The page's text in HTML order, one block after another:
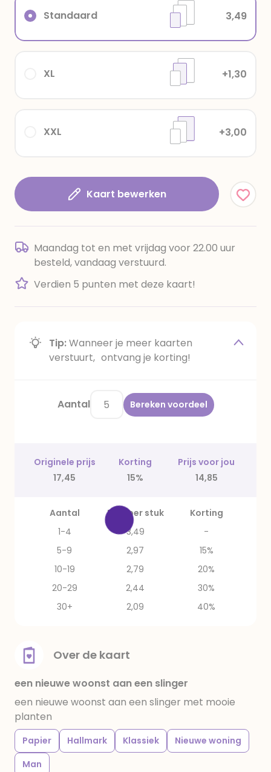
XXL +3,00
XL +1,30
Standaard 3,49
Kaart bewerken
Maandag tot en met vrijdag voor 22.00 uur
besteld, vandaag verstuurd.
Verdien 5 punten met deze kaart!
Tip:Wanneer je meer kaarten
verstuurt, ontvang je korting!
Aantal Bereken voordeel
Originele prijs Korting
Prijs voor jou
17,45
15% 14,85
Aantal Prijs per stuk
Korting
1-4
3,49
-
5-9
2,97
15%
10-19
2,79
20%
20-29
2,44
30%
30+
2,09 40%
Over de kaart
een nieuwe woonst aan een slinger
een nieuwe woonst aan een slinger met mooie
planten
Papier Hallmark Klassiek
Nieuwe woning
Man